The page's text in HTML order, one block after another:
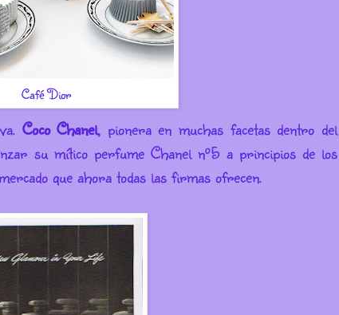
Café Dior
Coco Chanel, pionera en muchas facetas dentro del
su mítico perfume Chanel nº5 a principios de los
que ahora todas las firmas ofrecen.